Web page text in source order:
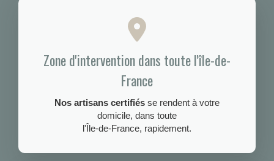
Zone d'intervention dans toute l'île-de-
France
Nos artisans certifiés se rendent à votre
domicile, dans toute
l'Île-de-France, rapidement.